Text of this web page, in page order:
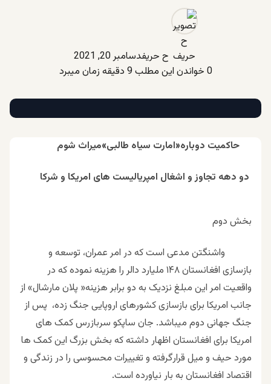
ح حریفدسامبر 20, 2021
0 خواندن این مطلب 9 دقیقه زمان میبرد
حاکمیت دوباره«امارت سیاه طالبی»میراث شوم
دو دهه تجاوز و اشغال امپریالیست های امریکا و شرکا
بخش دوم
واشنگتن مدعی است که در امر عمران، توسعه و
بازسازی افغانستان ۱۴۸ ملیارد دالر را هزینه نموده که در
واقعیت امر این مبلغ نزدیک به دو برابر هزینه« پلان مارشال» از
جانب امریکا برای بازسازی کشورهای اروپایی جنگ زده، پس از
جنگ جهانی دوم میباشد. جان ساپکو سربازرس کمک های
امریکا برای افغانستان اظهار داشته که بخش بزرگ این کمک ها
مورد حیف و میل قرارگرفته و تغییرات محسوسی را در زندگی و
اقتصاد افغانستان به بار نیاورده است.